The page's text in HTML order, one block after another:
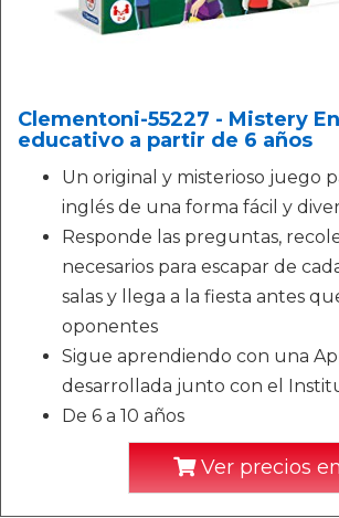
Clementoni-55227 - Mistery
educativo a partir de 6 años
Un original y misterioso juego
inglés de una forma fácil y
Responde las preguntas,
necesarios para escapar de
salas y llega a la fiesta antes
oponentes
Sigue aprendiendo con una
desarrollada junto con el
De 6 a 10 años
Ver precios